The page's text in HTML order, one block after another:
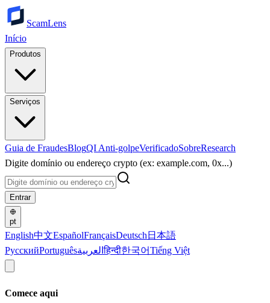
ScamLens
Início
Produtos
Serviços
Guia de FraudesBlogQI Anti-golpeVerificadoSobreResearch
Digite domínio ou endereço crypto (ex: example.com, 0x...)
Entrar
pt
English中文EspañolFrançaisDeutsch 日本語
РусскийPortuguêsالعربيةहिन्दी한국어Tiếng Việt
Comece aqui